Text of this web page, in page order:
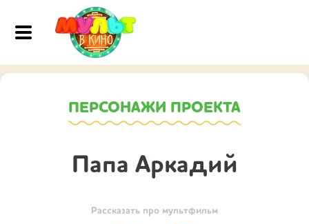
ПЕРСОНАЖИ ПРОЕКТА
Папа Аркадий
Рассказать про мультфильм